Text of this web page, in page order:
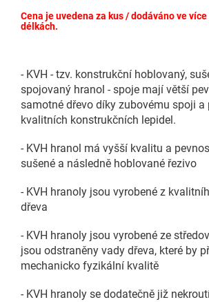
Cena je uvedena za kus / dodáváno ve
délkách.
- KVH - tzv. konstrukční hoblovaný,
spojovaný hranol - spoje mají větší
samotné dřevo díky zubovému spoji a
kvalitních konstrukčních lepidel.
- KVH hranol má vyšší kvalitu a
sušené a následně hoblované řezivo
- KVH hranoly jsou vyrobené z
dřeva
- KVH hranoly jsou vyrobené ze
jsou odstraněny vady dřeva, které by
mechanicko fyzikální kvalitě
- KVH hranoly se dodatečně již